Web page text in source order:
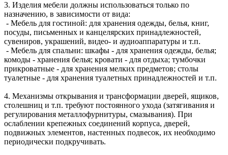
3. Изделия мебели должны использоваться только по
назначению, в зависимости от вида:
- Мебель для гостиной: для хранения одежды, белья, книг,
посуды, письменных и канцелярских принадлежностей,
сувениров, украшений, видео- и аудиоаппаратуры и т.п.
- Мебель для спальни: шкафы - для хранения одежды, белья;
комоды - хранения белья; кровати - для отдыха; тумбочки
прикроватные - для хранения мелких предметов; столы
туалетные - для хранения туалетных принадлежностей и т.п.
4. Механизмы открывания и трансформации дверей, ящиков,
столешниц и т.п. требуют постоянного ухода (затягивания и
регулирования металлофурнитуры, смазывания). При
ослаблении крепежных соединений корпуса, дверей,
подвижных элементов, настенных подвесок, их необходимо
периодически подкручивать.